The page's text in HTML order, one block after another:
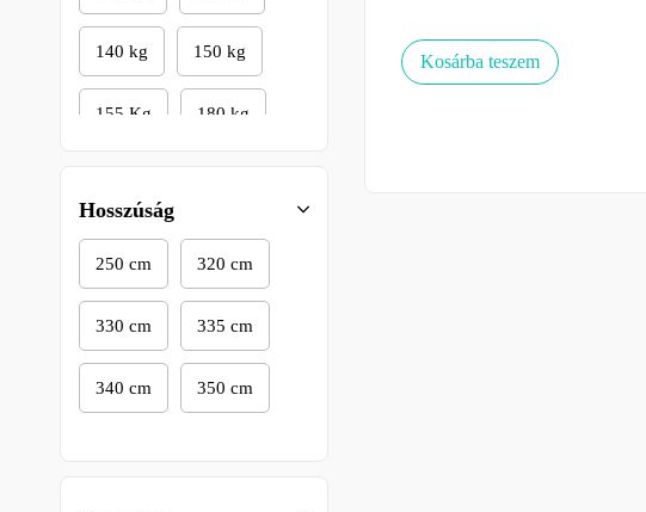
140 kg 150 kg
155 Kg 180 kg
220 Kg 260 Kg
265 kg 400 kg
460 kg 500 kg
Hosszúság
250 cm 320 cm
330 cm 335 cm
340 cm 350 cm
Kosárba teszem